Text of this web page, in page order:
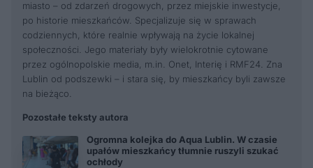
miasto – od zdarzeń drogowych, przez miejskie inwestycje,
po historie mieszkańców. Specjalizuje się w sprawach
codziennych, które realnie wpływają na życie lokalnej
społeczności. Jego materiały były wielokrotnie cytowane
przez ogólnopolskie media, m.in. Onet, Interię i RMF24. Zna
Lublin od podszewki – i stara się, by mieszkańcy byli zawsze
na bieżąco.
Pozostałe teksty autora
Ogromna kolejka do Aqua Lublin. W czasie
upałów mieszkańcy tłumnie ruszyli szukać
ochłody